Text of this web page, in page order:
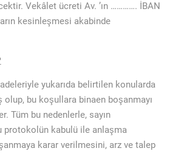
Vekâlet ücreti Av. ’ın …………. İBAN
kesinleşmesi akabinde
yukarıda belirtilen konularda
olup, bu koşullara binaen boşanmayı
Tüm bu nedenlerle, sayın
protokolün kabulü ile anlaşma
karar verilmesini, arz ve talep